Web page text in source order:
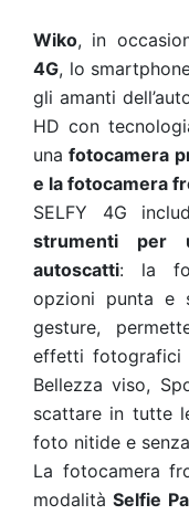
Wiko, in
4G, lo
gli amanti
HD con
una fotocamera
e la fotocamera
SELFY 4G
strumenti per
autoscatti: la
opzioni punta e
gesture,
effetti fotografici
Bellezza viso,
scattare in tutte
foto nitide e
La fotocamera
modalità Selfie